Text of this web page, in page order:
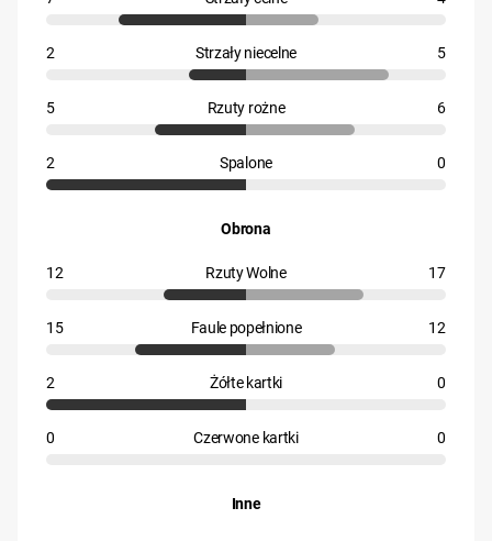
2 Strzały niecelne 5
5 Rzuty rożne 6
2 Spalone 0
Obrona
12 Rzuty Wolne 17
15 Faule popełnione 12
2 Żółte kartki 0
0 Czerwone kartki 0
Inne